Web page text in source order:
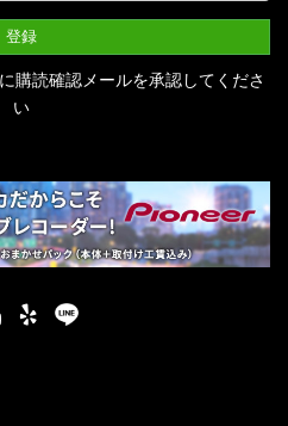
購読確認メールを承認してくださ
い